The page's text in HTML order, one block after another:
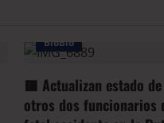
BioBio
🟥 Actualizan estado
otros dos funcionarios